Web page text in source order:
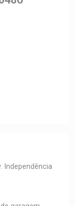
Independência